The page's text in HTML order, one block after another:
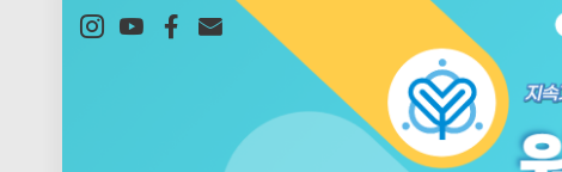
본문 바로가기